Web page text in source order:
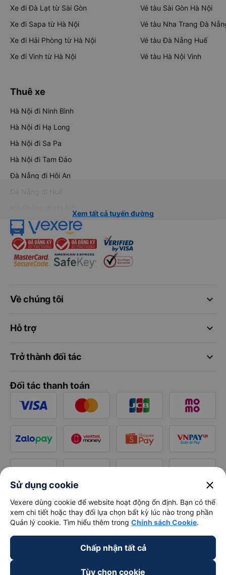
Xe đi Đà Lạt từ Sài Gòn
Xe đi Sapa từ Hà Nội
Xe đi Hải Phòng từ Hà Nội
Xe đi Vinh từ Hà Nội
Vé tàu Sài Gòn Hà Nội
Vé tàu Nha Trang Đà
Vé tàu Đà Nẵng Huế
Vé tàu Hà Nội Vinh
Thuê xe
Hà Nội đi Ninh Bình
Hà Nội đi Hạ Long
Hà Nội đi Sa Pa
Hà Nội đi Tam Đảo
Đà Nẵng đi Hội An
Đà Nẵng đi Huế
Xem tất cả tuyến đường
keyboard_arrow_down
Về chúng tôi
keyboard_arrow_down
Hỗ trợ
keyboard_arrow_down
Trở thành đối tác
Đối tác thanh toán
Sử dụng cookie close
Vexere dùng cookie để website hoạt động ổn định. Bạn có thể
xem chi tiết hoặc thay đổi lựa chọn bất kỳ lúc nào trong phần
Quản lý cookie. Tìm hiểu thêm trong Chính sách Cookie.
Chấp nhận tất cả
Tùy chọn cookie